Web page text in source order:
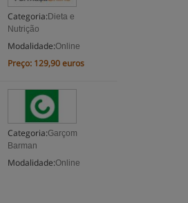
Categoria: Dieta e
Nutrição
Modalidade:Online
Preço: 129,90 euros
Categoria:Garçom
Barman
Modalidade:Online